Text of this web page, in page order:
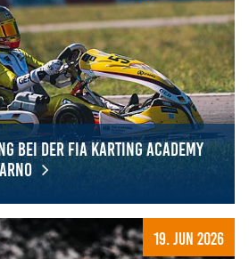
bei der FIA Karting Academy
der FIA Karting Academy Junior-
19. Jun 2026